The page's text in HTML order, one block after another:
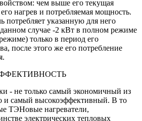
чем выше его текущая
нагрев и потребляемая мощность.
потребляет указанную для него
случае -2 кВт в полном режиме
только в период его
после этого же его потребление
- не только самый экономичный из
и самый высокоэффективный. В то
ТЭНовые нагреватели,
электрических тепловых